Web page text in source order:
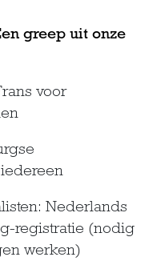
greep uit onze
voor
Nederlands
registratie (nodig
werken)